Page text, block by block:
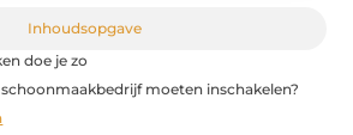
Inhoudsopgave
doe je zo
moeten inschakelen?